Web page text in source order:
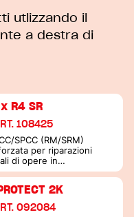
utlizzando il
a destra di
R4 SR
108425
SPCC (RM/SRM)
per riparazioni
di opere in
2K
092084